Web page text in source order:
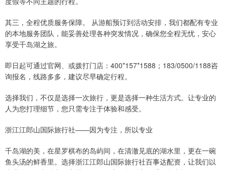
其三，全程优质服务保障。 从游船预订到活动安排，我们都配有专业
的本地服务团队，能妥善处理各种突发情况，确保您全程无忧，安心
享受千岛湖之旅。
即日起可通过官网、或拨打门店：400*157*1588；183/0500/1188咨
询报名，线路多多，建议尽早确定行程。
选择我们，不仅是选择一次旅行，更是选择一种生活方式。让专业的
人为您打理细节，您只需专注于体验和感受。
浙江江郎山国际旅行社——因为专注，所以专业
千岛湖的美，在星罗棋布的岛屿间，在清澈见底的湖水里，更在一碗
鱼头汤的鲜香里。选择浙江江郎山国际旅行社百事达配资，让我们以